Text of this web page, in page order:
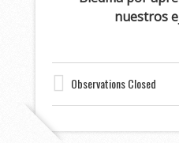
nuestros
Observations Closed